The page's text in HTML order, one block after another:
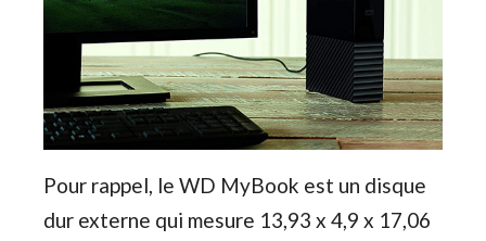
Pour rappel, le WD MyBook est un disque
dur externe qui mesure 13,93 x 4,9 x 17,06